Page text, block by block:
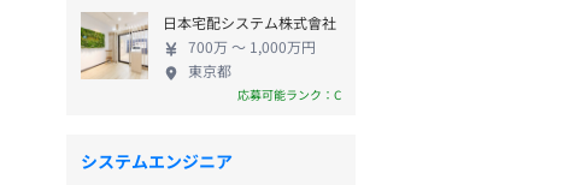
日本宅配システム株式會社
700万 〜 1,000万円
東京都
応募可能ランク：C
システムエンジニア